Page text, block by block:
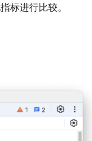
标进行比较。